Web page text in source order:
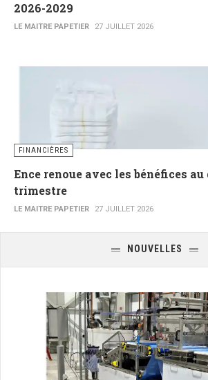
2026-2029
LE MAITRE PAPETIER 27 JUILLET 2026
FINANCIÈRES
Ence renoue avec les bénéfices
trimestre
LE MAITRE PAPETIER 27 JUILLET 2026
NOUVELLES